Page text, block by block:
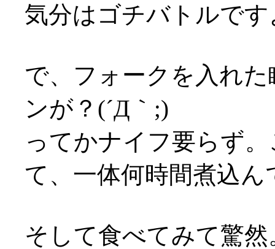
気分はゴチバトルで
で、フォークを入れ
ンが？(´Д｀;)
ってかナイフ要らず
て、一体何時間煮込ん
そして食べてみて驚然